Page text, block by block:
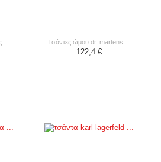
τσάντες ώμου dr. martens ...
122,4 €